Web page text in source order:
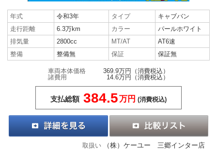
年式 令和3年 タイプ
キャブバン
走行距離
6.3万km カラー
パールホワイト
排気量
2800cc MT/AT
AT6速
整備
整備無 保証 保証無
車両本体価格 369.9万円
（消費税込）
諸費用
14.6万円 （消費税込）
支払総額 384.5万円 (消費税込)
取扱い （株）ケーユー 三郷インター店